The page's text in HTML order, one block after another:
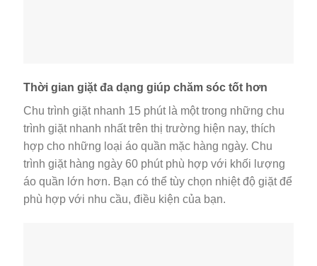
Thời gian giặt đa dạng giúp chăm sóc tốt hơn
Chu trình giặt nhanh 15 phút là một trong những chu
trình giặt nhanh nhất trên thị trường hiện nay, thích
hợp cho những loại áo quần mặc hàng ngày. Chu
trình giặt hàng ngày 60 phút phù hợp với khối lượng
áo quần lớn hơn. Bạn có thể tùy chọn nhiệt độ giặt để
phù hợp với nhu cầu, điều kiện của bạn.